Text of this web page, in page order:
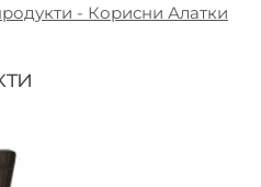
- Корисни Алатки